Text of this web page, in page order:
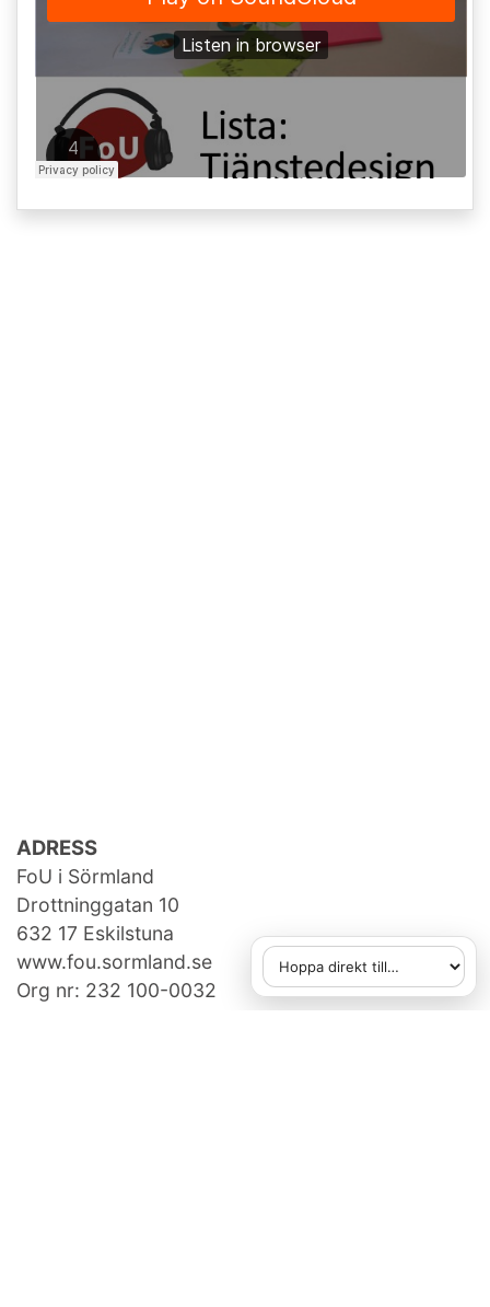
ADRESS
FoU i Sörmland
Drottninggatan 10
632 17 Eskilstuna
www.fou.sormland.se
Org nr: 232 100-0032
Hoppa direkt till
När du väljer ett alternativ